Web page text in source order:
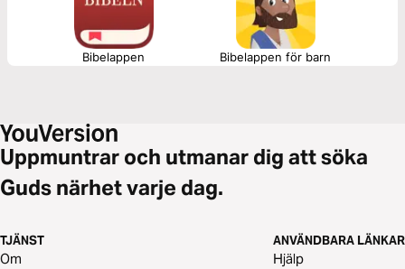
Bibelappen Bibelappen för barn
Uppmuntrar och utmanar dig att söka
Guds närhet varje dag.
TJÄNST
Om
ANVÄNDBARA LÄNKAR
Hjälp